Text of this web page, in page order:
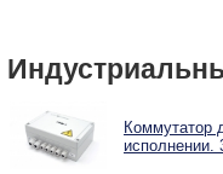
Коммутатор
исполнении.